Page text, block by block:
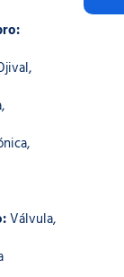
Válvula,